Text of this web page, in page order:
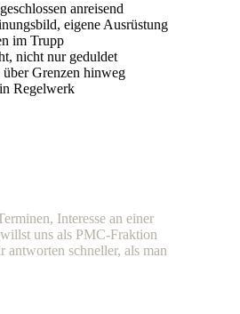
anreisend
eigene Ausrüstung
im Trupp
nicht nur geduldet
Grenzen hinweg
Regelwerk
Interesse an einer
uns als PMC-Fraktion
schneller, als man